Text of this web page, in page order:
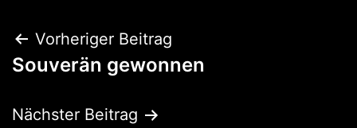
Beitragsnavigation
Vorheriger Beitrag
Souverän gewonnen
Nächster Beitrag